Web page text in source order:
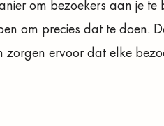
om bezoekers aan je
om precies dat te doen.
zorgen ervoor dat elke